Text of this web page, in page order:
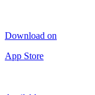
Download on
App Store